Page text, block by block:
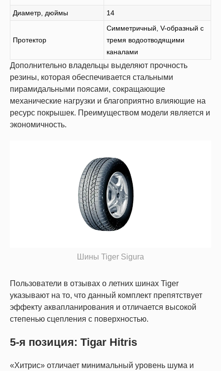
Диаметр, дюймы 14
Протектор
Симметричный, V-образный с
тремя водоотводящими
каналами
Дополнительно владельцы выделяют прочность
резины, которая обеспечивается стальными
пирамидальными поясами, сокращающие
механические нагрузки и благоприятно влияющие на
ресурс покрышек. Преимуществом модели является и
экономичность.
Шины Tiger Sigura
Пользователи в отзывах о летних шинах Tiger
указывают на то, что данный комплект препятствует
эффекту аквапланирования и отличается высокой
степенью сцепления с поверхностью.
5-я позиция: Tigar Hitris
«Хитрис» отличает минимальный уровень шума и